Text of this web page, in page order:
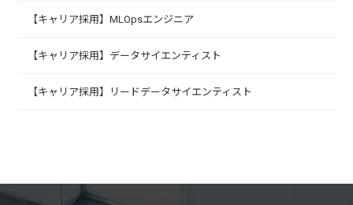
【キャリア採用】MLOpsエンジニア
【キャリア採用】データサイエンティスト
【キャリア採用】リードデータサイエンティスト